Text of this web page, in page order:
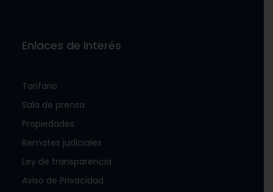
Enlaces de Interés
Tarifario
Sala de prensa
Propiedades
Remates judiciales
Ley de transparencia
Aviso de Privacidad